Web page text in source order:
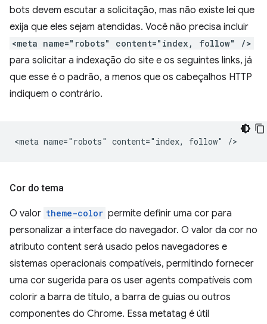
bots devem escutar a solicitação, mas não existe lei que
exija que eles sejam atendidas. Você não precisa incluir
<meta name="robots" content="index, follow" />
para solicitar a indexação do site e os seguintes links, já
que esse é o padrão, a menos que os cabeçalhos HTTP
indiquem o contrário.
Cor do tema
O valor theme-color permite definir uma cor para
personalizar a interface do navegador. O valor da cor no
atributo content será usado pelos navegadores e
sistemas operacionais compatíveis, permitindo fornecer
uma cor sugerida para os user agents compatíveis com
colorir a barra de título, a barra de guias ou outros
componentes do Chrome. Essa metatag é útil